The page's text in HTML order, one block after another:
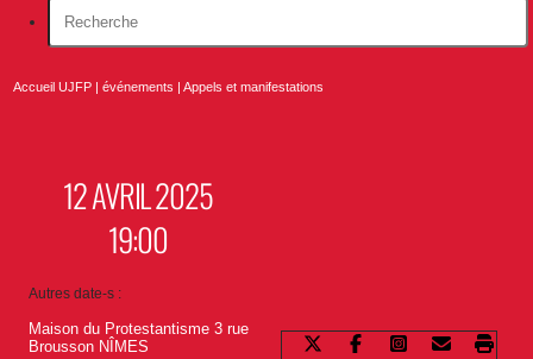
Accueil UJFP |événements |Appels et manifestations
12 AVRIL 2025
19:00
Autres date-s :
Maison du Protestantisme 3 rue
Brousson NÎMES